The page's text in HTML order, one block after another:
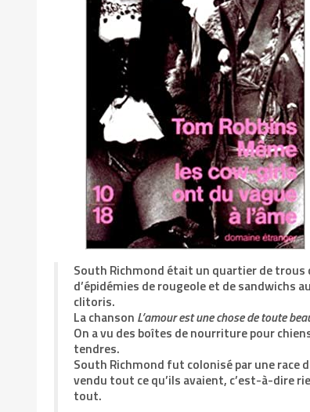
South Richmond était un quartier de trous
d’épidémies de rougeole et de sandwichs
clitoris.
La chanson L’amour est une chose de toute
On a vu des boîtes de nourriture pour
tendres.
South Richmond fut colonisé par une race
vendu tout ce qu’ils avaient, c’est-à-dire
tout.